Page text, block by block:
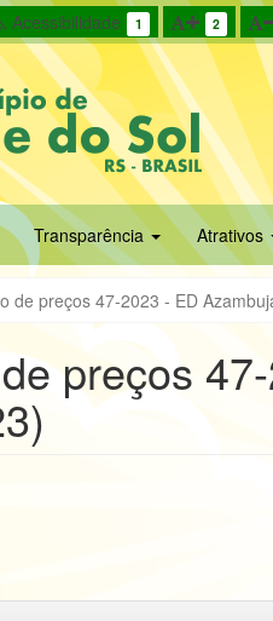
Acessibilidade 1 2
Transparência Atrativos
de preços 47-2023 - ED
preços